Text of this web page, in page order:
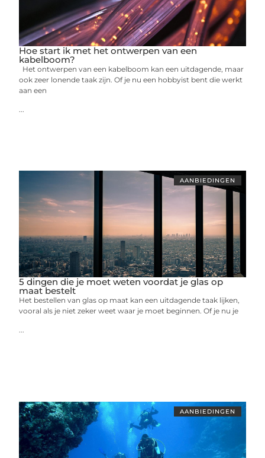
Hoe start ik met het ontwerpen van een
kabelboom?
Het ontwerpen van een kabelboom kan een uitdagende, maar
ook zeer lonende taak zijn. Of je nu een hobbyist bent die werkt
aan een
AANBIEDINGEN
5 dingen die je moet weten voordat je glas op
maat bestelt
Het bestellen van glas op maat kan een uitdagende taak lijken,
vooral als je niet zeker weet waar je moet beginnen. Of je nu je
AANBIEDINGEN